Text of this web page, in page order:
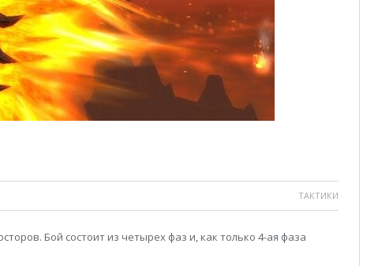
ТАКТИКИ
Бой состоит из четырех фаз и, как только 4-ая фаза